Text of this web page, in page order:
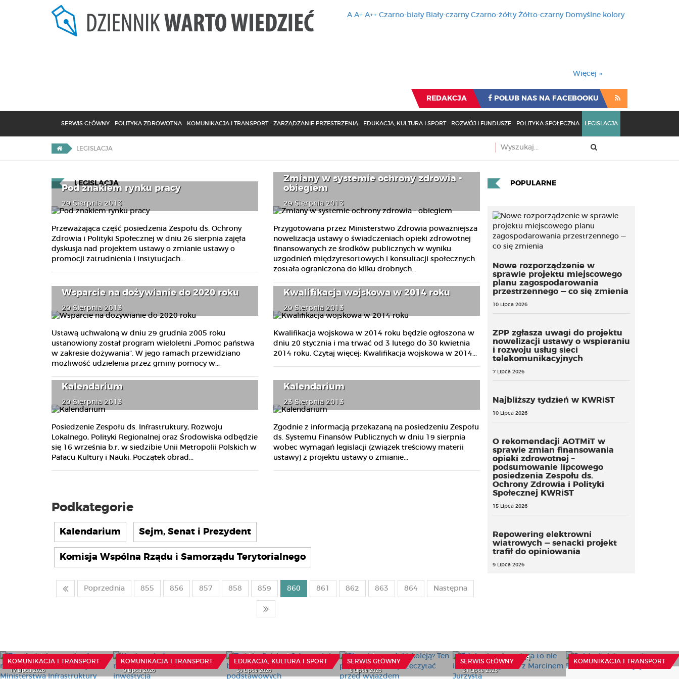
A A+ A++ Czarno-biały Biały-czarny Czarno-żółty Żółto-czarny Domyślne kolory
Więcej »
REDAKCJA POLUB NAS NA FACEBOOKU
SERWIS GŁÓWNY POLITYKA ZDROWOTNA KOMUNIKACJA I TRANSPORT ZARZĄDZANIE PRZESTRZENIĄ EDUKACJA, KULTURA I SPORT ROZWÓJ I FUNDUSZE POLITYKA SPOŁECZNA LEGISLACJA
LEGISLACJA
LEGISLACJA
Pod znakiem rynku pracy
29 Sierpnia 2013
Przeważająca część posiedzenia Zespołu ds. Ochrony
Zdrowia i Polityki Społecznej w dniu 26 sierpnia zajęła
dyskusja nad projektem ustawy o zmianie ustawy o
promocji zatrudnienia i instytucjach...
Zmiany w systemie ochrony zdrowia -
obiegiem
29 Sierpnia 2013
Przygotowana przez Ministerstwo Zdrowia poważniejsza
nowelizacja ustawy o świadczeniach opieki zdrowotnej
finansowanych ze środków publicznych w wyniku
uzgodnień międzyresortowych i konsultacji społecznych
została ograniczona do kilku drobnych...
Wsparcie na dożywianie do 2020 roku
29 Sierpnia 2013
Ustawą uchwaloną w dniu 29 grudnia 2005 roku
ustanowiony został program wieloletni „Pomoc państwa
w zakresie dożywania". W jego ramach przewidziano
możliwość udzielenia przez gminy pomocy w...
Kwalifikacja wojskowa w 2014 roku
29 Sierpnia 2013
Kwalifikacja wojskowa w 2014 roku będzie ogłoszona w
dniu 20 stycznia i ma trwać od 3 lutego do 30 kwietnia
2014 roku. Czytaj więcej: Kwalifikacja wojskowa w 2014...
Kalendarium
29 Sierpnia 2013
Posiedzenie Zespołu ds. Infrastruktury, Rozwoju
Lokalnego, Polityki Regionalnej oraz Środowiska odbędzie
się 16 września b.r. w siedzibie Unii Metropolii Polskich w
Pałacu Kultury i Nauki. Początek obrad...
Kalendarium
23 Sierpnia 2013
Zgodnie z informacją przekazaną na posiedzeniu Zespołu
ds. Systemu Finansów Publicznych w dniu 19 sierpnia
wobec wymagań legislacji (związek treściowy materii
ustawy) z projektu ustawy o zmianie...
Podkategorie
Kalendarium Sejm, Senat i Prezydent
Komisja Wspólna Rządu i Samorządu Terytorialnego
Poprzednia 855 856 857 858 859 860 861 862 863 864 Następna
POPULARNE
Nowe rozporządzenie w
sprawie projektu miejscowego
planu zagospodarowania
przestrzennego — co się zmienia
10 Lipca 2026
ZPP zgłasza uwagi do projektu
nowelizacji ustawy o wspieraniu
i rozwoju usług sieci
telekomunikacyjnych
7 Lipca 2026
Najbliższy tydzień w KWRiST
10 Lipca 2026
O rekomendacji AOTMiT w
sprawie zmian finansowania
opieki zdrowotnej –
podsumowanie lipcowego
posiedzenia Zespołu ds.
Ochrony Zdrowia i Polityki
Społecznej KWRiST
15 Lipca 2026
Repowering elektrowni
wiatrowych — senacki projekt
trafił do opiniowania
9 Lipca 2026
KOMUNIKACJA I TRANSPORT
17 Lipca 2026
KOMUNIKACJA I TRANSPORT
9 Lipca 2026
EDUKACJA, KULTURA I SPORT
30 Lipca 2026
SERWIS GŁÓWNY
wyjazdem
8 Lipca 2026
SERWIS GŁÓWNY
Marcinem Jurzystą
31 Lipca 2026
KOMUNIKACJA I TRANSPORT
23 Lipca 2026